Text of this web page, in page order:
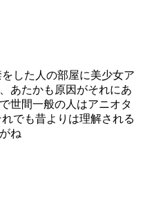
した人の部屋に美少女ア
あたかも原因がそれにあ
世間一般の人はアニオタ
でも昔よりは理解される
ね